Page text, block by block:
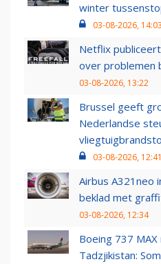
winter
03-08-2026, 14:03
Netflix
over problemen
03-08-2026, 13:22
Brussel geeft
Nederlandse
03-08-2026, 12:41
Airbus A321neo
beklad met
03-08-2026, 12:34
Boeing 737
Tadzjikistan: